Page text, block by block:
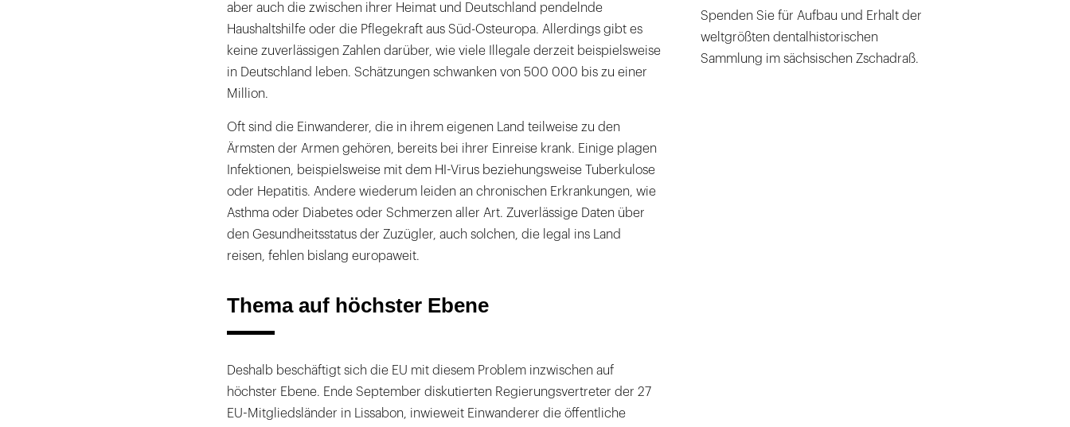
aber auch die zwischen ihrer Heimat und Deutschland pendelnde
Haushaltshilfe oder die Pflegekraft aus Süd-Osteuropa. Allerdings gibt es
keine zuverlässigen Zahlen darüber, wie viele Illegale derzeit beispielsweise
in Deutschland leben. Schätzungen schwanken von 500 000 bis zu einer
Million.
Oft sind die Einwanderer, die in ihrem eigenen Land teilweise zu den
Ärmsten der Armen gehören, bereits bei ihrer Einreise krank. Einige plagen
Infektionen, beispielsweise mit dem HI-Virus beziehungsweise Tuberkulose
oder Hepatitis. Andere wiederum leiden an chronischen Erkrankungen, wie
Asthma oder Diabetes oder Schmerzen aller Art. Zuverlässige Daten über
den Gesundheitsstatus der Zuzügler, auch solchen, die legal ins Land
reisen, fehlen bislang europaweit.
Thema auf höchster Ebene
Deshalb beschäftigt sich die EU mit diesem Problem inzwischen auf
höchster Ebene. Ende September diskutierten Regierungsvertreter der 27
EU-Mitgliedsländer in Lissabon, inwieweit Einwanderer die öffentliche
Spenden Sie für Aufbau und Erhalt der
weltgrößten dentalhistorischen
Sammlung im sächsischen Zschadraß.